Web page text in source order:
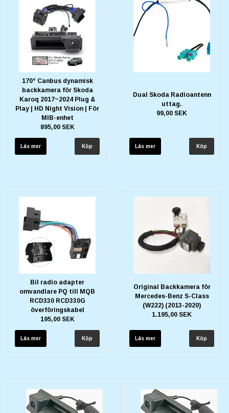
170° Canbus dynamisk
backkamera för Skoda
Karoq 2017~2024 Plug &
Play | HD Night Vision | För
MIB-enhet
895,00 SEK
Läs mer
Dual Skoda Radioantenn
uttag.
99,00 SEK
Läs mer
Bil radio adapter
omvandlare PQ till MQB
RCD330 RCD330G
överföringskabel
195,00 SEK
Läs mer
Original Backkamera för
Mercedes-Benz S-Class
(W222) (2013-2020)
1.195,00 SEK
Läs mer